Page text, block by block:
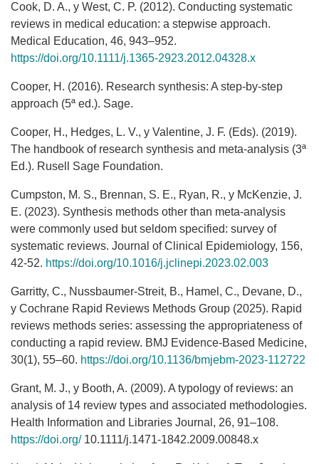
Cook, D. A., y West, C. P. (2012). Conducting systematic
reviews in medical education: a stepwise approach.
Medical Education, 46, 943–952.
https://doi.org/10.1111/j.1365-2923.2012.04328.x
Cooper, H. (2016). Research synthesis: A step-by-step
approach (5ª ed.). Sage.
Cooper, H., Hedges, L. V., y Valentine, J. F. (Eds). (2019).
The handbook of research synthesis and meta-analysis (3ª
Ed.). Rusell Sage Foundation.
Cumpston, M. S., Brennan, S. E., Ryan, R., y McKenzie, J.
E. (2023). Synthesis methods other than meta-analysis
were commonly used but seldom specified: survey of
systematic reviews. Journal of Clinical Epidemiology, 156,
42-52. https://doi.org/10.1016/j.jclinepi.2023.02.003
Garritty, C., Nussbaumer-Streit, B., Hamel, C., Devane, D.,
y Cochrane Rapid Reviews Methods Group (2025). Rapid
reviews methods series: assessing the appropriateness of
conducting a rapid review. BMJ Evidence-Based Medicine,
30(1), 55–60. https://doi.org/10.1136/bmjebm-2023-112722
Grant, M. J., y Booth, A. (2009). A typology of reviews: an
analysis of 14 review types and associated methodologies.
Health Information and Libraries Journal, 26, 91–108.
https://doi.org/10.1111/j.1471-1842.2009.00848.x